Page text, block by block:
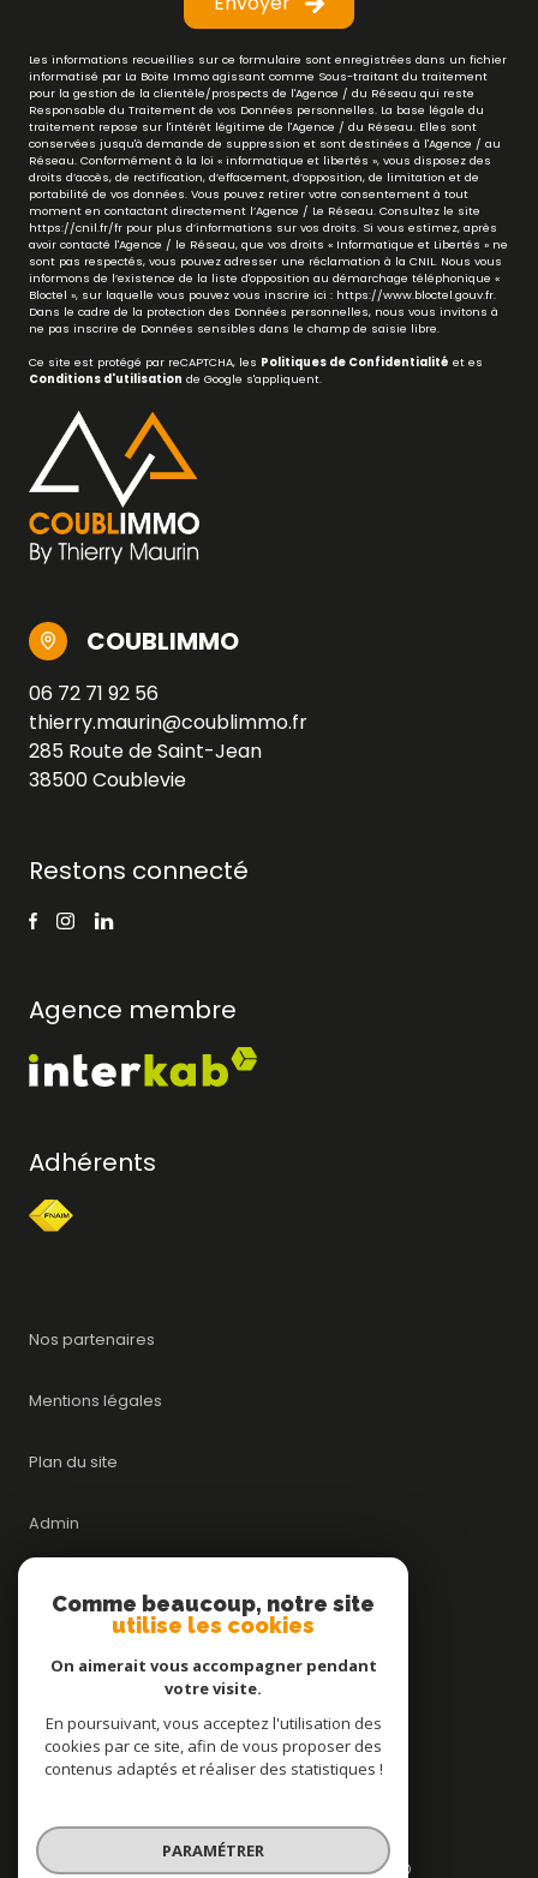
Les informations recueillies sur ce formulaire sont enregistrées dans un fichier
informatisé par La Boite Immo agissant comme Sous-traitant du traitement
pour la gestion de la clientèle/prospects de l'Agence / du Réseau qui reste
Responsable du Traitement de vos Données personnelles. La base légale du
traitement repose sur l'intérêt légitime de l'Agence / du Réseau. Elles sont
conservées jusqu'à demande de suppression et sont destinées à l'Agence / au
Réseau. Conformément à la loi « informatique et libertés », vous disposez des
droits d’accès, de rectification, d’effacement, d’opposition, de limitation et de
portabilité de vos données. Vous pouvez retirer votre consentement à tout
moment en contactant directement l’Agence / Le Réseau. Consultez le site
https://cnil.fr/fr pour plus d’informations sur vos droits. Si vous estimez, après
avoir contacté l'Agence / le Réseau, que vos droits « Informatique et Libertés » ne
sont pas respectés, vous pouvez adresser une réclamation à la CNIL. Nous vous
informons de l’existence de la liste d'opposition au démarchage téléphonique «
Bloctel », sur laquelle vous pouvez vous inscrire ici : https://www.bloctel.gouv.fr.
Dans le cadre de la protection des Données personnelles, nous vous invitons à
ne pas inscrire de Données sensibles dans le champ de saisie libre.
Ce site est protégé par reCAPTCHA, les Politiques de Confidentialité et es
Conditions d'utilisation de Google s'appliquent.
COUBLIMMO
06 72 71 92 56
thierry.maurin@coublimmo.fr
285 Route de Saint-Jean
38500 Coublevie
Restons connecté
Agence membre
Adhérents
Nos partenaires
Mentions légales
Plan du site
Admin
Réalisé par
Comme beaucoup, notre site
utilise les cookies
On aimerait vous accompagner pendant
votre visite.
En poursuivant, vous acceptez l'utilisation des
cookies par ce site, afin de vous proposer des
contenus adaptés et réaliser des statistiques !
PARAMÉTRER